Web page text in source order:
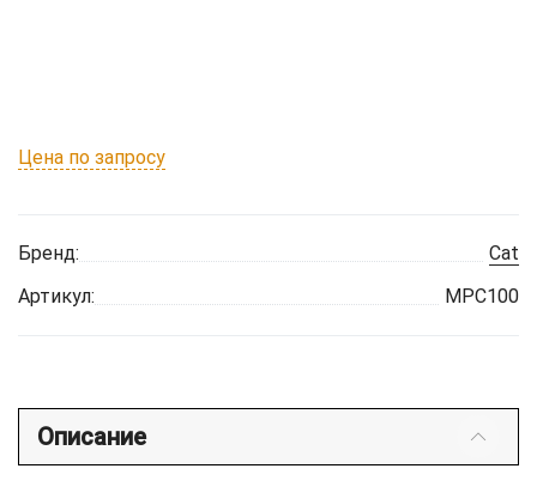
Цена по запросу
Бренд:
Cat
Артикул:
MPC100
Описание